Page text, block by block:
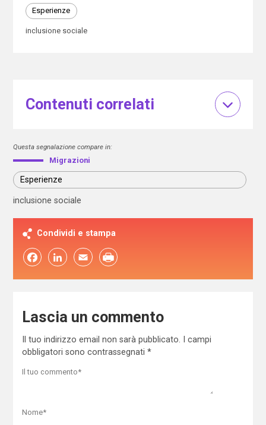
Esperienze
inclusione sociale
Contenuti correlati
Questa segnalazione compare in:
Migrazioni
Esperienze
inclusione sociale
Condividi e stampa
FacebookLinkedIn Email
Lascia un commento
Il tuo indirizzo email non sarà pubblicato.
I campi
obbligatori sono contrassegnati *